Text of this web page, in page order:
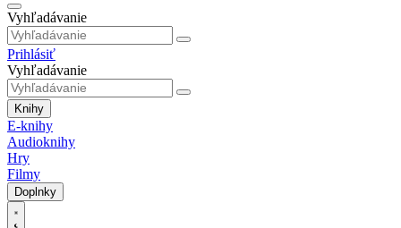
Vyhľadávanie
Prihlásiť
Vyhľadávanie
Knihy
E-knihy
Audioknihy
Hry
Filmy
Doplnky